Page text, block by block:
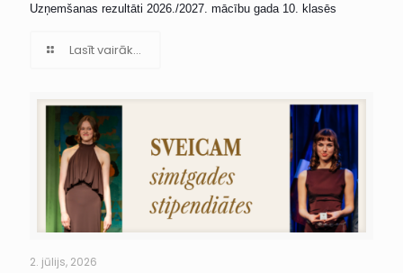
Uzņemšanas rezultāti 2026./2027. mācību gada 10. klasēs
Lasīt vairāk...
2. jūlijs, 2026